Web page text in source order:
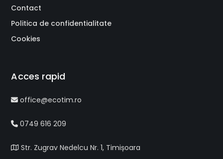
Contact
Politica de confidentialitate
Cookies
Acces rapid
office@ecotim.ro
0749 616 209
Str. Zugrav Nedelcu Nr. 1, Timișoara